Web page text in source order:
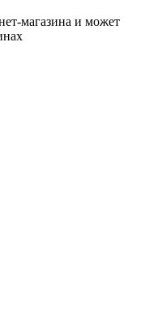
магазина и может